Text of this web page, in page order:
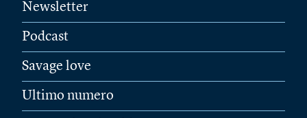
Newsletter
Podcast
Savage love
Ultimo numero